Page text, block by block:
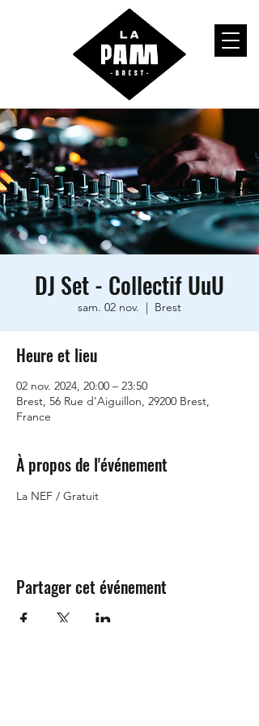
DJ Set - Collectif UuU
sam. 02 nov.
  |
Brest
Heure et lieu
02 nov. 2024, 20:00 – 23:50
Brest, 56 Rue d'Aiguillon, 29200 Brest,
France
À propos de l'événement
La NEF / Gratuit
Partager cet événement